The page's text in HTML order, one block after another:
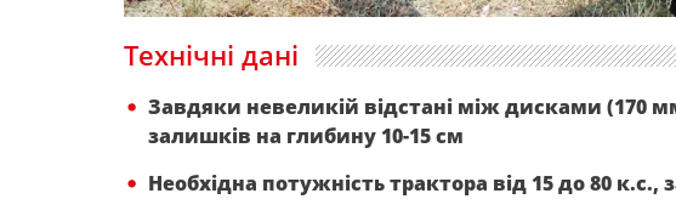
Технічні дані
Завдяки невеликій відстані між дисками (170
залишків на глибину 10-15 см
Необхідна потужність трактора від 15 до 80 к.с.,